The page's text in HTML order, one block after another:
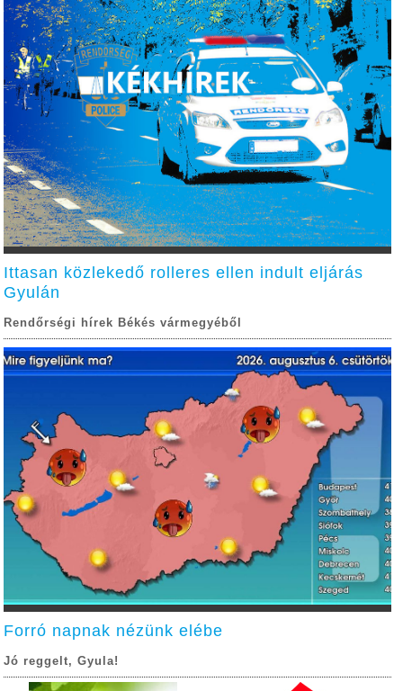
Ittasan közlekedő rolleres ellen indult eljárás
Gyulán
Rendőrségi hírek Békés vármegyéből
Forró napnak nézünk elébe
Jó reggelt, Gyula!